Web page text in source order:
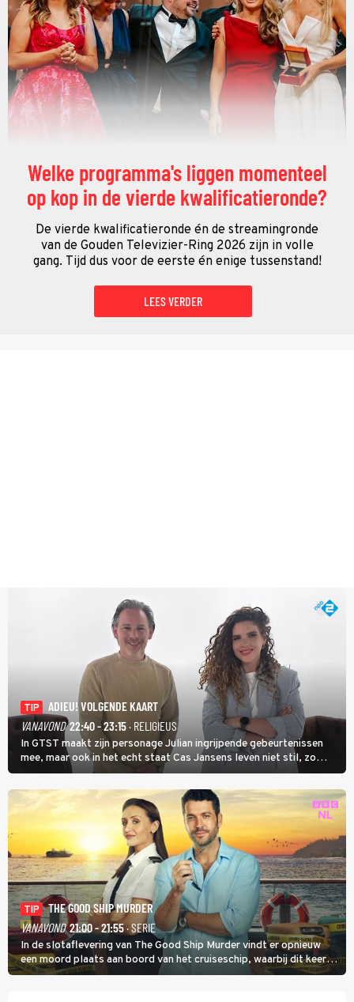
Welke programma's liggen momenteel
op kop in de vierde kwalificatieronde?
De vierde kwalificatieronde én de streamingronde
van de Gouden Televizier-Ring 2026 zijn in volle
gang. Tijd dus voor de eerste én enige tussenstand!
LEES VERDER
TIP
ADIEU! VOLGENDE KAART
VANAVOND 22:40 - 23:15· RELIGIEUS
In GTST maakt zijn personage Julian ingrijpende gebeurtenissen
mee, maar ook in het echt staat Cas Jansens leven niet stil, zo
vertelt hij in Adieu! Volgende Kaart.
TIP
THE GOOD SHIP MURDER
VANAVOND 21:00 - 21:55· SERIE
In de slotaflevering van The Good Ship Murder vindt er opnieuw
een moord plaats aan boord van het cruiseschip, waarbij dit keer
een bemanningslid het slachtoffer is en kapitein Marlowe de dader